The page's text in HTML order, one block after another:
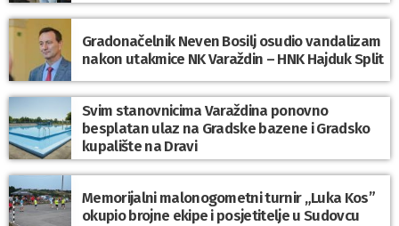
Gradonačelnik Neven Bosilj osudio vandalizam
nakon utakmice NK Varaždin – HNK Hajduk Split
Svim stanovnicima Varaždina ponovno
besplatan ulaz na Gradske bazene i Gradsko
kupalište na Dravi
Memorijalni malonogometni turnir „Luka Kos”
okupio brojne ekipe i posjetitelje u Sudovcu